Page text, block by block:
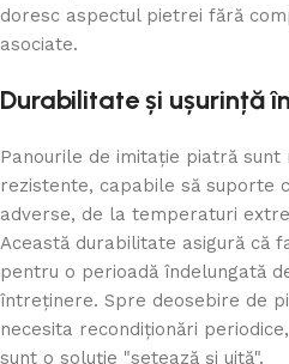
doresc aspectul pietrei fără
asociate.
Durabilitate și ușurință
Panourile de imitație piatră
rezistente, capabile să suporte
adverse, de la temperaturi
Această durabilitate asigură că
pentru o perioadă îndelungată
întreținere. Spre deosebire de
necesita recondiționări
sunt o soluție "setează și uită".